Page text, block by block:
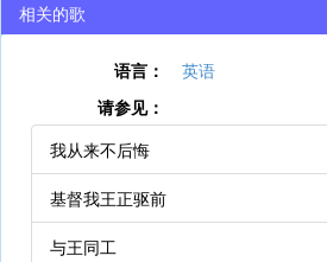
相关的歌
语言：
英语
请参见：
我从来不后悔
基督我王正驱前
与王同工